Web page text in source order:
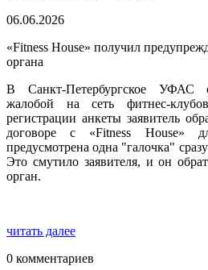
06.06.2026
«Fitness House» получил
органа
В Санкт-Петербургское УФАС
жалобой на сеть фитнес-
регистрации анкеты заявитель
договоре с «Fitness House»
предусмотрена одна "галочка"
Это смутило заявителя, и он
орган.
читать далее
0 комментариев